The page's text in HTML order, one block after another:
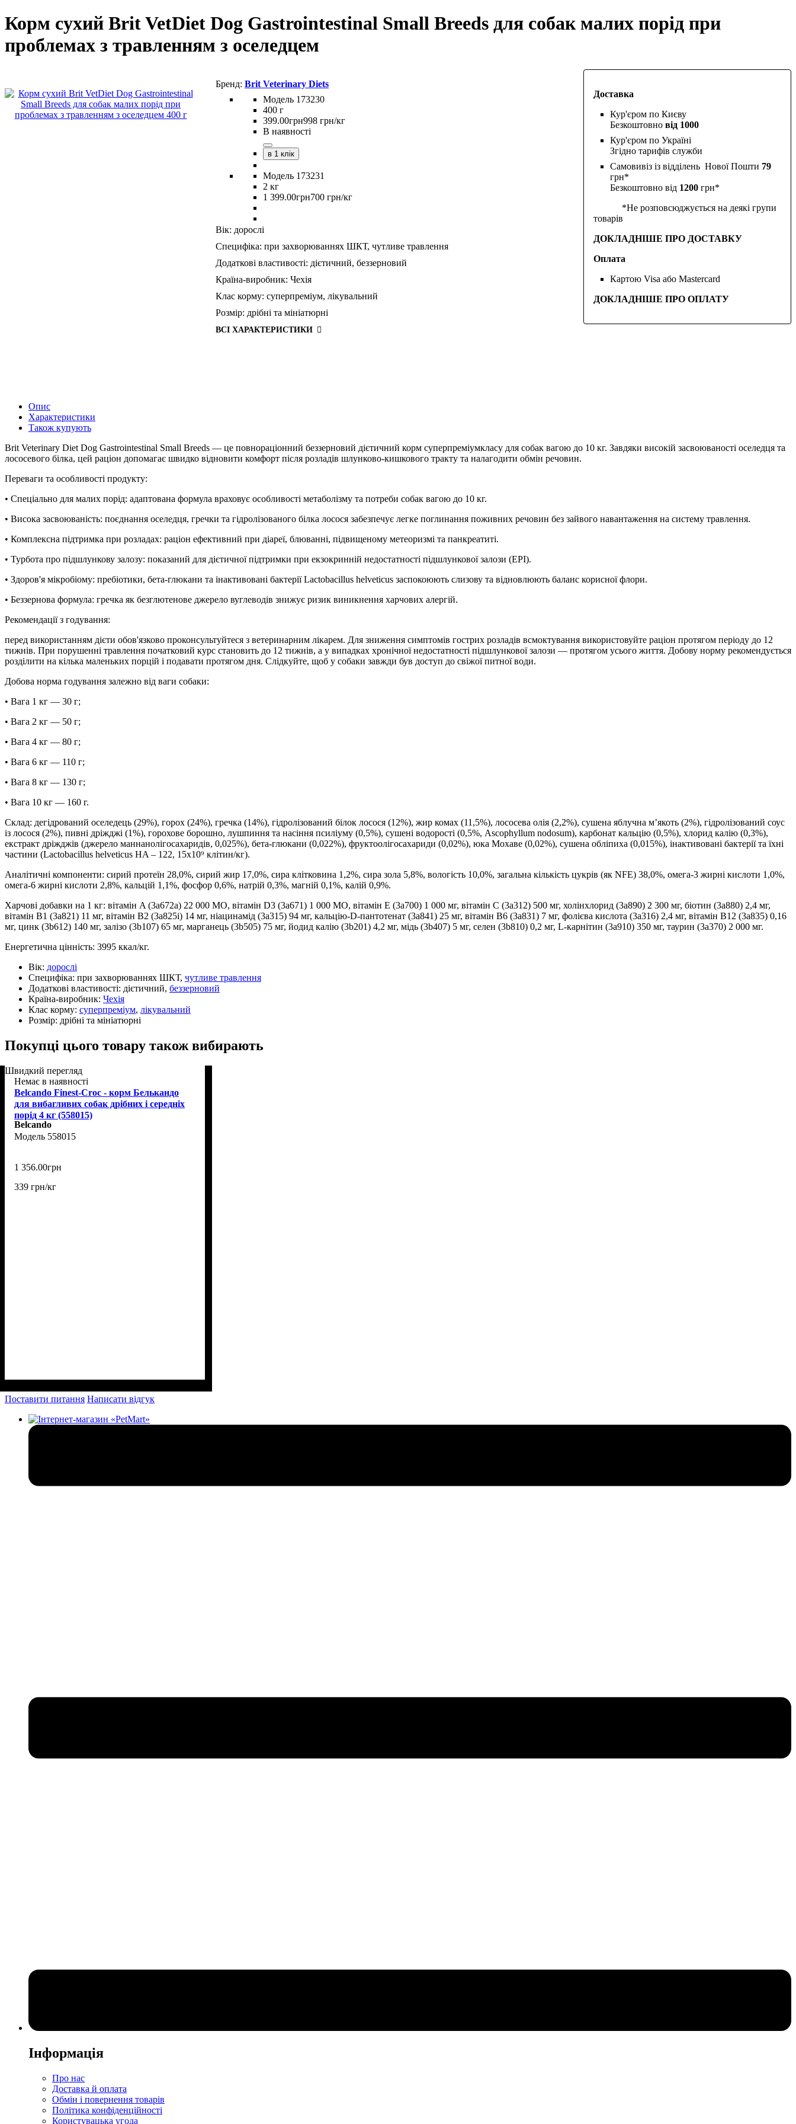
Корм сухий Brit VetDiet Dog Gastrointestinal Small Breeds для собак малих порід при
проблемах з травленням з оселедцем
Доставка
Кур'єром по Києву
Безкоштовно від 1000
Кур'єром по Україні
Згідно тарифів служби
Самовивіз із відділень Нової Пошти 79
грн*
Безкоштовно від 1200 грн*
*Не розповсюджується на деякі групи
товарів
ДОКЛАДНІШЕ ПРО ДОСТАВКУ
Оплата
Картою Visa або Mastercard
ДОКЛАДНІШЕ ПРО ОПЛАТУ
Brit Veterinary Diets
173230
400 г
399.00грн998 грн/кг
В наявності
в 1 клік
173231
2 кг
1 399.00грн700 грн/кг
Вік: дорослі
Специфіка: при захворюваннях ШКТ, чутливе травлення
Додаткові властивості: дієтичний, беззерновий
Країна-виробник: Чехія
Клас корму: суперпреміум, лікувальний
Розмір: дрібні та мініатюрні
ВСІ ХАРАКТЕРИСТИКИ
Опис
Характеристики
Також купують
Brit Veterinary Diet Dog Gastrointestinal Small Breeds — це повнораціонний беззерновий дієтичний корм суперпреміумкласу для собак вагою до 10 кг. Завдяки високій засвоюваності оселедця та
лососевого білка, цей раціон допомагає швидко відновити комфорт після розладів шлунково-кишкового тракту та налагодити обмін речовин.
Переваги та особливості продукту:
• Спеціально для малих порід: адаптована формула враховує особливості метаболізму та потреби собак вагою до 10 кг.
• Висока засвоюваність: поєднання оселедця, гречки та гідролізованого білка лосося забезпечує легке поглинання поживних речовин без зайвого навантаження на систему травлення.
• Комплексна підтримка при розладах: раціон ефективний при діареї, блюванні, підвищеному метеоризмі та панкреатиті.
• Турбота про підшлункову залозу: показаний для дієтичної підтримки при екзокринній недостатності підшлункової залози (EPI).
• Здоров'я мікробіому: пребіотики, бета-глюкани та інактивовані бактерії Lactobacillus helveticus заспокоюють слизову та відновлюють баланс корисної флори.
• Беззернова формула: гречка як безглютенове джерело вуглеводів знижує ризик виникнення харчових алергій.
Рекомендації з годування:
перед використанням дієти обов'язково проконсультуйтеся з ветеринарним лікарем. Для зниження симптомів гострих розладів всмоктування використовуйте раціон протягом періоду до 12
тижнів. При порушенні травлення початковий курс становить до 12 тижнів, а у випадках хронічної недостатності підшлункової залози — протягом усього життя. Добову норму рекомендується
розділити на кілька маленьких порцій і подавати протягом дня. Слідкуйте, щоб у собаки завжди був доступ до свіжої питної води.
Добова норма годування залежно від ваги собаки:
• Вага 1 кг — 30 г;
• Вага 2 кг — 50 г;
• Вага 4 кг — 80 г;
• Вага 6 кг — 110 г;
• Вага 8 кг — 130 г;
• Вага 10 кг — 160 г.
Склад: дегідрований оселедець (29%), горох (24%), гречка (14%), гідролізований білок лосося (12%), жир комах (11,5%), лососева олія (2,2%), сушена яблучна м’якоть (2%), гідролізований соус
із лосося (2%), пивні дріжджі (1%), горохове борошно, лушпиння та насіння псиліуму (0,5%), сушені водорості (0,5%, Ascophyllum nodosum), карбонат кальцію (0,5%), хлорид калію (0,3%),
екстракт дріжджів (джерело маннанолігосахаридів, 0,025%), бета-глюкани (0,022%), фруктоолігосахариди (0,02%), юка Мохаве (0,02%), сушена обліпиха (0,015%), інактивовані бактерії та їхні
частини (Lactobacillus helveticus HA – 122, 15x10⁹ клітин/кг).
Аналітичні компоненти: сирий протеїн 28,0%, сирий жир 17,0%, сира клітковина 1,2%, сира зола 5,8%, вологість 10,0%, загальна кількість цукрів (як NFE) 38,0%, омега-3 жирні кислоти 1,0%,
омега-6 жирні кислоти 2,8%, кальцій 1,1%, фосфор 0,6%, натрій 0,3%, магній 0,1%, калій 0,9%.
Харчові добавки на 1 кг: вітамін A (3a672a) 22 000 МО, вітамін D3 (3a671) 1 000 МО, вітамін E (3a700) 1 000 мг, вітамін C (3a312) 500 мг, холінхлорид (3a890) 2 300 мг, біотин (3a880) 2,4 мг,
вітамін B1 (3a821) 11 мг, вітамін B2 (3a825i) 14 мг, ніацинамід (3a315) 94 мг, кальцію-D-пантотенат (3a841) 25 мг, вітамін B6 (3a831) 7 мг, фолієва кислота (3a316) 2,4 мг, вітамін B12 (3a835) 0,16
мг, цинк (3b612) 140 мг, залізо (3b107) 65 мг, марганець (3b505) 75 мг, йодид калію (3b201) 4,2 мг, мідь (3b407) 5 мг, селен (3b810) 0,2 мг, L-карнітин (3a910) 350 мг, таурин (3a370) 2 000 мг.
Енергетична цінність: 3995 ккал/кг.
Вік: дорослі
Специфіка: при захворюваннях ШКТ, чутливе травлення
Додаткові властивості: дієтичний, беззерновий
Країна-виробник: Чехія
Клас корму: суперпреміум, лікувальний
Розмір: дрібні та мініатюрні
Покупці цього товару також вибирають
Швидкий перегляд
Немає в наявності
Belcando Finest-Croc - корм Белькандо
для вибагливих собак дрібних і середніх
порід 4 кг (558015)
Belcando
558015
1 356.00грн
339 грн/кг
Поставити питання Написати відгук
Інформація
Про нас
Доставка й оплата
Обмін і повернення товарів
Політика конфіденційності
Користувацька угода